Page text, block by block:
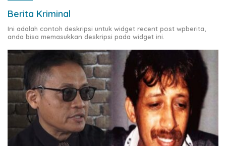
Berita Kriminal
Ini adalah contoh deskripsi untuk widget recent post wpberita,
anda bisa memasukkan deskripsi pada widget ini.